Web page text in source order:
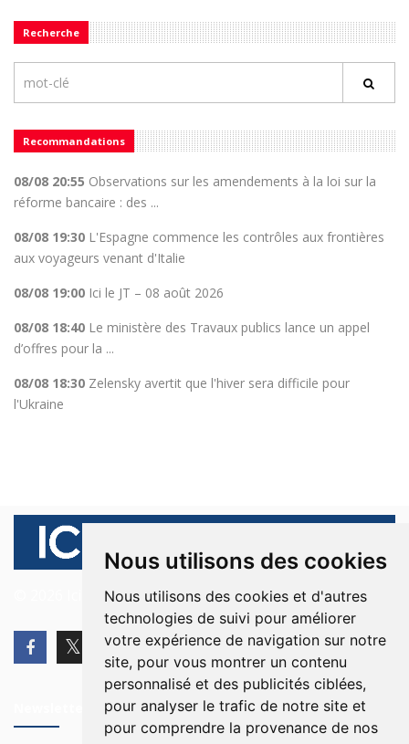
Nous utilisons des cookies
Nous utilisons des cookies et d'autres
technologies de suivi pour améliorer
votre expérience de navigation sur notre
site, pour vous montrer un contenu
personnalisé et des publicités ciblées,
pour analyser le trafic de notre site et
pour comprendre la provenance de nos
Recherche
Recommandations
08/08 20:55 Observations sur les amendements à la loi sur la
réforme bancaire : des ...
08/08 19:30 L'Espagne commence les contrôles aux frontières
aux voyageurs venant d'Italie
08/08 19:00 Ici le JT – 08 août 2026
08/08 18:40 Le ministère des Travaux publics lance un appel
d’offres pour la ...
08/08 18:30 Zelensky avertit que l'hiver sera difficile pour
l'Ukraine
© 2026 Ici Beyrouth. Tous les droits sont réservés.